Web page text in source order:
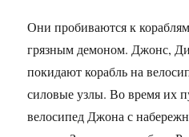
Они пробиваются к
грязным демоном. Джонс,
покидают корабль на
силовые узлы. Во время их
велосипед Джона с